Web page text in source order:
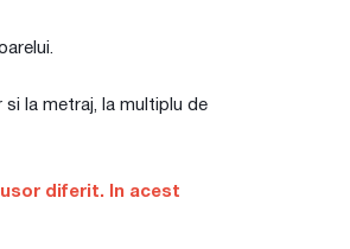
si la metraj, la multiplu de
diferit. In acest